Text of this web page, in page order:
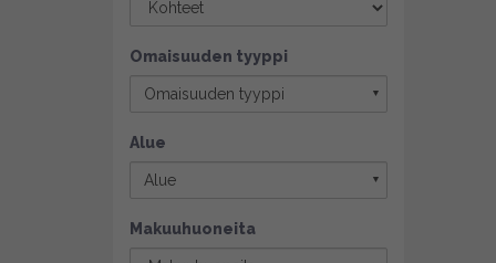
Omaisuuden tyyppi
Omaisuuden tyyppi ▼
Alue
Alue ▼
Makuuhuoneita